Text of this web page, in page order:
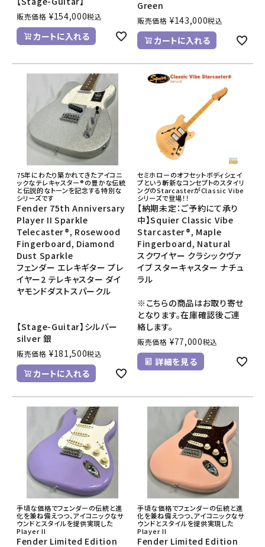
販売価格 ¥154,000税込
カートに入れる
Green
販売価格 ¥143,000税込
カートに入れる
75年にわたり築かれてきたアイコニ
ックなテレキャスター®の豊かな伝統
と伝説的なトーンを記念する特別な
シリーズです
Fender 75th Anniversary
Player II Sparkle
Telecaster®, Rosewood
Fingerboard, Diamond
Dust Sparkle
フェンダー エレキギター プレ
イヤー2 テレキャスター ダイ
ヤモンドダストスパークル
【Stage-Guitar】シルバー
silver 銀
販売価格 ¥181,500税込
カートに入れる
セミホローのオフセットボディシェイ
プという斬新なコンセプトのスタイリ
ングのStarcasterがClassic Vibe
シリーズで登場！！
【納期未定：ご予約にて承り
中】Squier Classic Vibe
Starcaster®, Maple
Fingerboard, Natural
スクワイヤー クラシックヴァ
イブ スターキャスター ナチュ
ラル
※こちらの商品はお取り寄せ
となります。在庫確認後ご連
絡します。
販売価格 ¥77,000税込
詳細を見る
手頃な価格でフェンダーの伝統と進
化を兼ね備えつつ、アイコニックなサ
ウンドとスタイルを提供実現した
Player II
Fender Limited Edition
手頃な価格でフェンダーの伝統と進
化を兼ね備えつつ、アイコニックなサ
ウンドとスタイルを提供実現した
Player II
Fender Limited Edition